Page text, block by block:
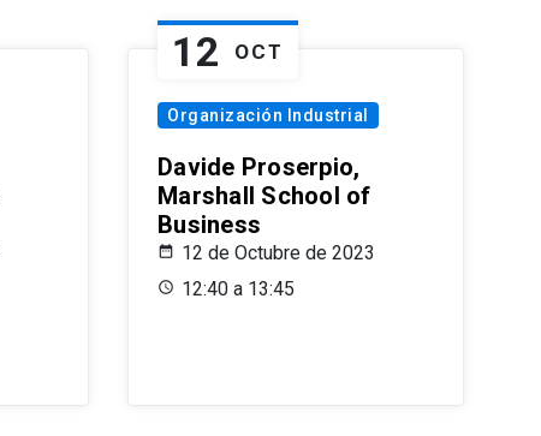
12 OCT
Organización Industrial
Davide Proserpio,
Marshall School of
Business
12 de Octubre de 2023
12:40 a 13:45